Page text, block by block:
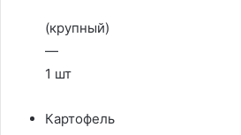
(крупный)
—
1 шт
Картофель